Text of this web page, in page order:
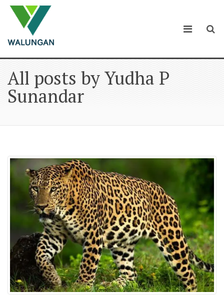
All posts by Yudha P
Sunandar